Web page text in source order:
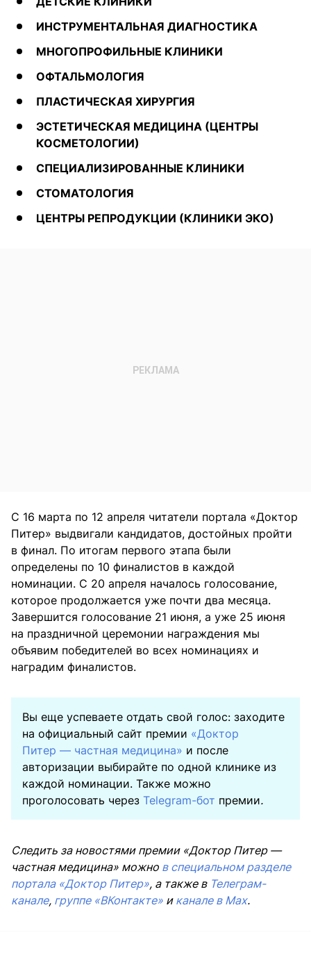
ИНСТРУМЕНТАЛЬНАЯ ДИАГНОСТИКА
МНОГОПРОФИЛЬНЫЕ КЛИНИКИ
ОФТАЛЬМОЛОГИЯ
ПЛАСТИЧЕСКАЯ ХИРУРГИЯ
ЭСТЕТИЧЕСКАЯ МЕДИЦИНА (ЦЕНТРЫ
КОСМЕТОЛОГИИ)
СПЕЦИАЛИЗИРОВАННЫЕ КЛИНИКИ
СТОМАТОЛОГИЯ
ЦЕНТРЫ РЕПРОДУКЦИИ (КЛИНИКИ ЭКО)
С 16 марта по 12 апреля читатели портала «Доктор
Питер» выдвигали кандидатов, достойных пройти
в финал. По итогам первого этапа были
определены по 10 финалистов в каждой
номинации. С 20 апреля началось голосование,
которое продолжается уже почти два месяца.
Завершится голосование 21 июня, а уже 25 июня
на праздничной церемонии награждения мы
объявим победителей во всех номинациях и
наградим финалистов.
Вы еще успеваете отдать свой голос: заходите
на официальный сайт премии «Доктор
Питер — частная медицина» и после
авторизации выбирайте по одной клинике из
каждой номинации. Также можно
проголосовать через Telegram-бот премии.
Следить за новостями премии «Доктор Питер —
частная медицина» можно в специальном разделе
портала «Доктор Питер», а также в Телеграм-
канале, группе «ВКонтакте» и канале в Max.